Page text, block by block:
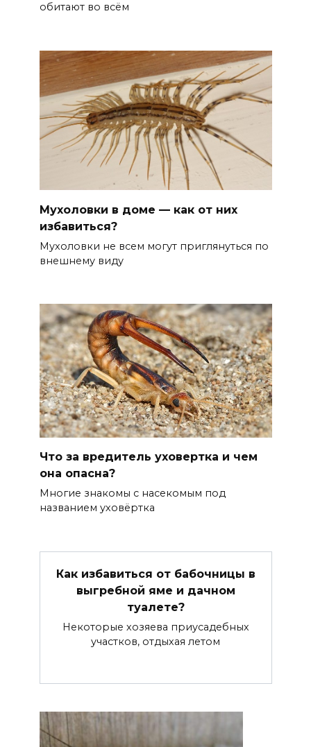
обитают во всём
Мухоловки в доме — как от них
избавиться?
Мухоловки не всем могут приглянуться по
внешнему виду
Что за вредитель уховертка и чем
она опасна?
Многие знакомы с насекомым под
названием уховёртка
Как избавиться от бабочницы в
выгребной яме и дачном
туалете?
Некоторые хозяева приусадебных
участков, отдыхая летом